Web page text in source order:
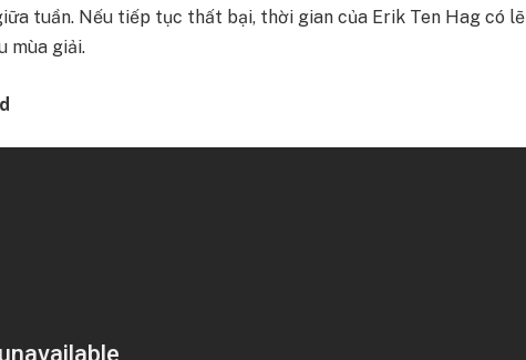
tuần. Nếu tiếp tục thất bại, thời gian của Erik Ten Hag có lẽ
mùa giải.